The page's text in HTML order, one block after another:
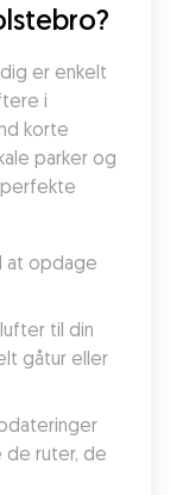
er enkelt
i
korte
parker og
at opdage
til din
gåtur eller
de ruter, de